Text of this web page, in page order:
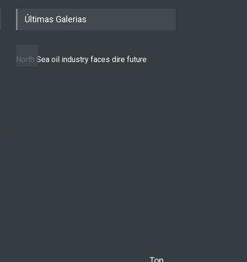
Últimas Galerias
North Sea oil industry faces dire future